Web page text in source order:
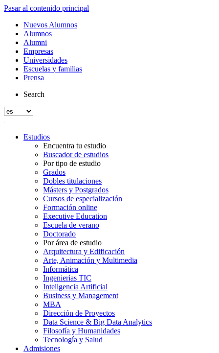
Pasar al contenido principal
Nuevos Alumnos
Alumnos
Alumni
Empresas
Universidades
Escuelas y familias
Prensa
Search
Estudios
Encuentra tu estudio
Buscador de estudios
Por tipo de estudio
Grados
Dobles titulaciones
Másters y Postgrados
Cursos de especialización
Formación online
Executive Education
Escuela de verano
Doctorado
Por área de estudio
Arquitectura y Edificación
Arte, Animación y Multimedia
Informática
Ingenierías TIC
Inteligencia Artificial
Business y Management
MBA
Dirección de Proyectos
Data Science & Big Data Analytics
Filosofía y Humanidades
Tecnología y Salud
Admisiones